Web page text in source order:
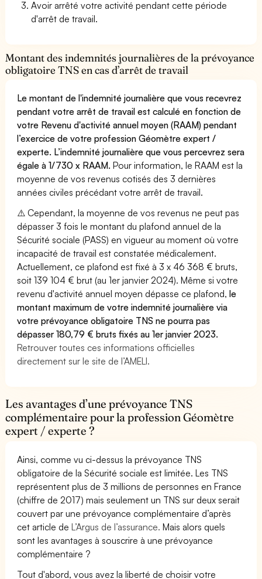
Avoir arrêté votre activité pendant cette période
d'arrêt de travail.
Montant des indemnités journalières de la prévoyance
obligatoire TNS en cas d’arrêt de travail
Le montant de l'indemnité journalière que vous recevrez
pendant votre arrêt de travail est calculé en fonction de
votre Revenu d'activité annuel moyen (RAAM) pendant
l’exercice de votre profession Géomètre expert /
experte. L’indemnité journalière que vous percevrez sera
égale à 1/730 x RAAM. Pour information, le RAAM est la
moyenne de vos revenus cotisés des 3 dernières
années civiles précédant votre arrêt de travail.
⚠️ Cependant, la moyenne de vos revenus ne peut pas
dépasser 3 fois le montant du plafond annuel de la
Sécurité sociale (PASS) en vigueur au moment où votre
incapacité de travail est constatée médicalement.
Actuellement, ce plafond est fixé à 3 x 46 368 € bruts,
soit 139 104 € brut (au 1er janvier 2024). Même si votre
revenu d'activité annuel moyen dépasse ce plafond,le
montant maximum de votre indemnité journalière via
votre prévoyance obligatoire TNS ne pourra pas
dépasser 180,79 € bruts fixés au 1er janvier 2023.
Retrouver toutes ces informations officielles
directement sur le site de l’AMELI.
Les avantages d’une prévoyance TNS
complémentaire pour la profession Géomètre
expert / experte ?
Ainsi, comme vu ci-dessus la prévoyance TNS
obligatoire de la Sécurité sociale est limitée. Les TNS
représentent plus de 3 millions de personnes en France
(chiffre de 2017) mais seulement un TNS sur deux serait
couvert par une prévoyance complémentaire d’après
cet article deL’Argus de l’assurance. Mais alors quels
sont les avantages à souscrire à une prévoyance
complémentaire ?
Tout d'abord, vous avez la liberté de choisir votre